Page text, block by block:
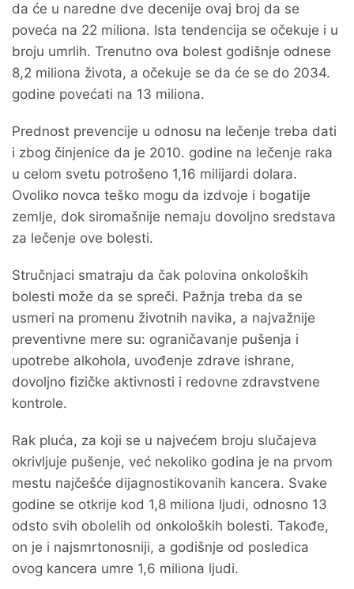
da će u naredne dve decenije ovaj broj da se
poveća na 22 miliona. Ista tendencija se očekuje i u
broju umrlih. Trenutno ova bolest godišnje odnese
8,2 miliona života, a očekuje se da će se do 2034.
godine povećati na 13 miliona.
Prednost prevencije u odnosu na lečenje treba dati
i zbog činjenice da je 2010. godine na lečenje raka
u celom svetu potrošeno 1,16 milijardi dolara.
Ovoliko novca teško mogu da izdvoje i bogatije
zemlje, dok siromašnije nemaju dovoljno sredstava
za lečenje ove bolesti.
Stručnjaci smatraju da čak polovina onkoloških
bolesti može da se spreči. Pažnja treba da se
usmeri na promenu životnih navika, a najvažnije
preventivne mere su: ograničavanje pušenja i
upotrebe alkohola, uvođenje zdrave ishrane,
dovoljno fizičke aktivnosti i redovne zdravstvene
kontrole.
Rak pluća, za koji se u najvećem broju slučajeva
okrivljuje pušenje, već nekoliko godina je na prvom
mestu najčešće dijagnostikovanih kancera. Svake
godine se otkrije kod 1,8 miliona ljudi, odnosno 13
odsto svih obolelih od onkoloških bolesti. Takođe,
on je i najsmrtonosniji, a godišnje od posledica
ovog kancera umre 1,6 miliona ljudi.